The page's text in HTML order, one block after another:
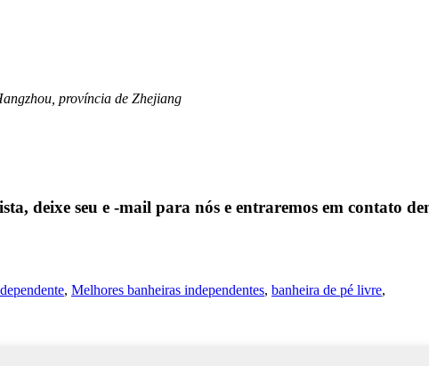
província de Zhejiang
deixe seu e -mail para nós e entraremos em contato
, Melhores banheiras independentes, banheira de pé livre,